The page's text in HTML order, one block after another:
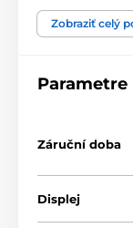
Spoločnosť
Audio a
formáte DSD,
Obsluhu DAC
ovládač.
Zobraziť celý
Parametre
Záruční doba
Displej